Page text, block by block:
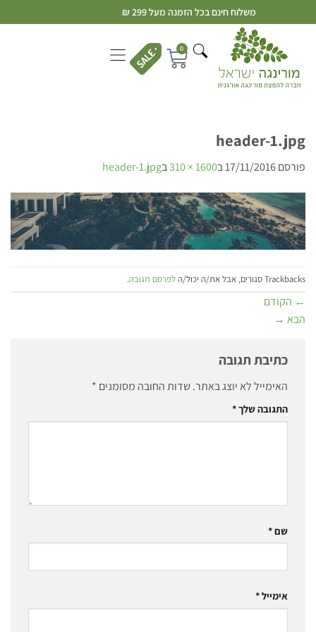
משלוח חינם בכל הזמנה מעל 299 ₪
0
header-1.jpg
פורסם17/11/2016ב1600 × 310 בheader-1.jpg
Trackbacks סגורים, אבל את/ה יכול/ה לפרסם תגובה.
← הקודם
הבא →
כתיבת תגובה
האימייל לא יוצג באתר.שדות החובה מסומנים *
התגובה שלך*
שם*
אימייל*